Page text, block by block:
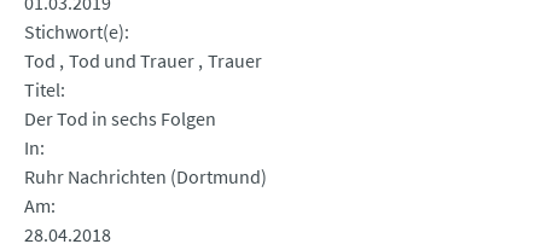
Stichwort(e)
Tod Tod und Trauer Trauer
Titel
Der Tod in sechs Folgen
In
Ruhr Nachrichten (Dortmund)
Am
28.04.2018